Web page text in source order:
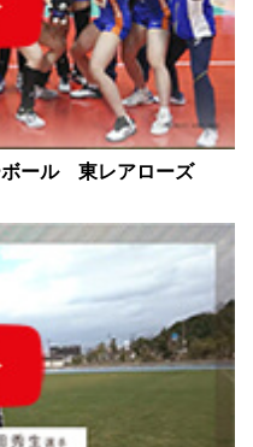
ボール 東レアローズ